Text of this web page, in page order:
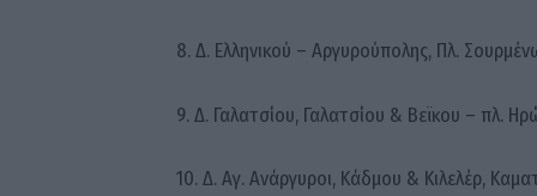
8. Δ. Ελληνικού – Αργυρούπολης, Πλ.
9. Δ. Γαλατσίου, Γαλατσίου & Βεϊκου – πλ.
10. Δ. Αγ. Ανάργυροι, Κάδμου & Κιλελέρ,